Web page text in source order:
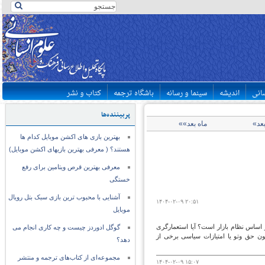
اندیشه سینما و رسانه باشگاه ترجمه کتاب و نشر
پربیننده‌ها
بهترین بازی های اکشن موبایل کدام ها
هستند؟ ( معرفی بهترین بازیهای اکشن موبایل)
معرفی بهترین قرص ویتامین برای رفع
خستگی
آشنایی با محبوب ترین بازی سبک بتل رویال
موبایل
گوگل ادوردز چیست و چه کاری انجام می
دهد؟
مجموعه‌ای از کتاب‌های ترجمه و منتشر
ماه بعد»»
۱۴۰۴-۰۲-۰۹ ۲۰:۵۱
اساس نظام بازار است؟ آیا استعمارگری
حق وتو یا امتیازات سیاسی برخی از
۱۴۰۴-۰۲-۰۹ ۱۵:۰۷